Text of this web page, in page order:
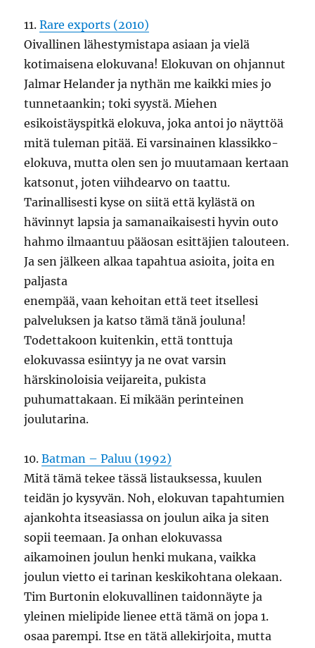
11.Rare exports (2010)
Oivallinen lähestymistapa asiaan ja vielä
kotimaisena elokuvana! Elokuvan on ohjannut
Jalmar Helander ja nythän me kaikki mies jo
tunnetaankin; toki syystä. Miehen
esikoistäyspitkä elokuva, joka antoi jo näyttöä
mitä tuleman pitää. Ei varsinainen klassikko-
elokuva, mutta olen sen jo muutamaan kertaan
katsonut, joten viihdearvo on taattu.
Tarinallisesti kyse on siitä että kylästä on
hävinnyt lapsia ja samanaikaisesti hyvin outo
hahmo ilmaantuu pääosan esittäjien talouteen.
Ja sen jälkeen alkaa tapahtua asioita, joita en
paljasta
enempää, vaan kehoitan että teet itsellesi
palveluksen ja katso tämä tänä jouluna!
Todettakoon kuitenkin, että tonttuja
elokuvassa esiintyy ja ne ovat varsin
härskinoloisia veijareita, pukista
puhumattakaan. Ei mikään perinteinen
joulutarina.
10.Batman – Paluu (1992)
Mitä tämä tekee tässä listauksessa, kuulen
teidän jo kysyvän. Noh, elokuvan tapahtumien
ajankohta itseasiassa on joulun aika ja siten
sopii teemaan. Ja onhan elokuvassa
aikamoinen joulun henki mukana, vaikka
joulun vietto ei tarinan keskikohtana olekaan.
Tim Burtonin elokuvallinen taidonnäyte ja
yleinen mielipide lienee että tämä on jopa 1.
osaa parempi. Itse en tätä allekirjoita, mutta